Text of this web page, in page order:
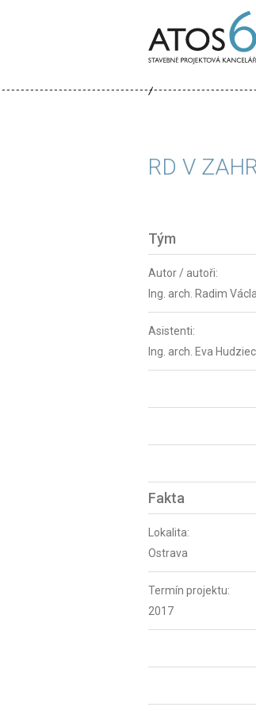
6
RD V
Tým
Autor / autoři:
Ing. arch. Radim
Asistenti:
Ing. arch. Eva
Fakta
Lokalita:
Ostrava
Termín projektu:
2017